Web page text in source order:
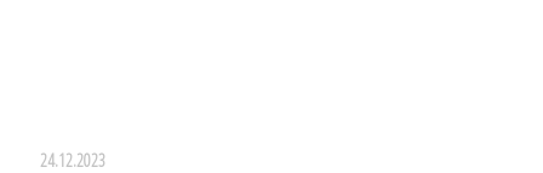
24.12.2023